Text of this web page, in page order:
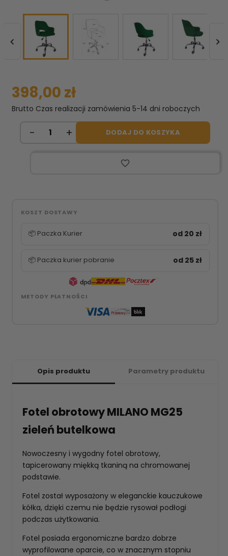
 
398,00 zł
Brutto Czas realizacji zamówienia 5-14 dni roboczych
DODAJ DO KOSZYKA
favorite_border
KOSZT DOSTAWY
📦 Paczka Kurier od 20 zł
📦 Paczka kurier pobranie od 25 zł
METODY PŁATNOŚCI
Opis produktu Parametry produktu
Fotel obrotowy MILANO MG25
zieleń butelkowa
Nowoczesny i wygodny fotel obrotowy,
tapicerowany miękką tkaniną na chromowanej
podstawie.
Fotel został wyposażony w eleganckie kauczukowe
kółka, dzięki czemu nie będzie rysował podłogi
podczas użytkowania.
Fotel posiada ergonomiczne bardzo dobrze
wyprofilowane oparcie, co w znacznym stopniu